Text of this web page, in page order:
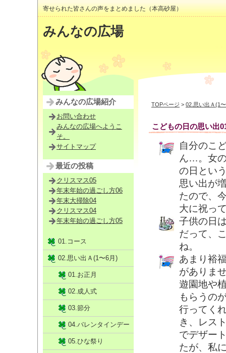
寄せられた皆さんの声をまとめました（本高砂屋）
みんなの広場
TOPページ > 02.思い出Ａ(1
こどもの日の思い出
自分のこ
ん…。女
の日とい
思い出が
たので、
大に祝っ
子供の日
だって、
ね。
あまり裕
がありま
遊園地や
もらうの
行ってく
き、レス
でデザー
たが、私
みんなの広場紹介
お問い合わせ
みんなの広場へようこ
そ。
サイトマップ
最近の投稿
クリスマス05
年末年始の過ごし方06
年末大掃除04
クリスマス04
年末年始の過ごし方05
01.コース
02.思い出Ａ(1〜6月)
01.お正月
02.成人式
03.節分
04.バレンタインデー
05.ひな祭り